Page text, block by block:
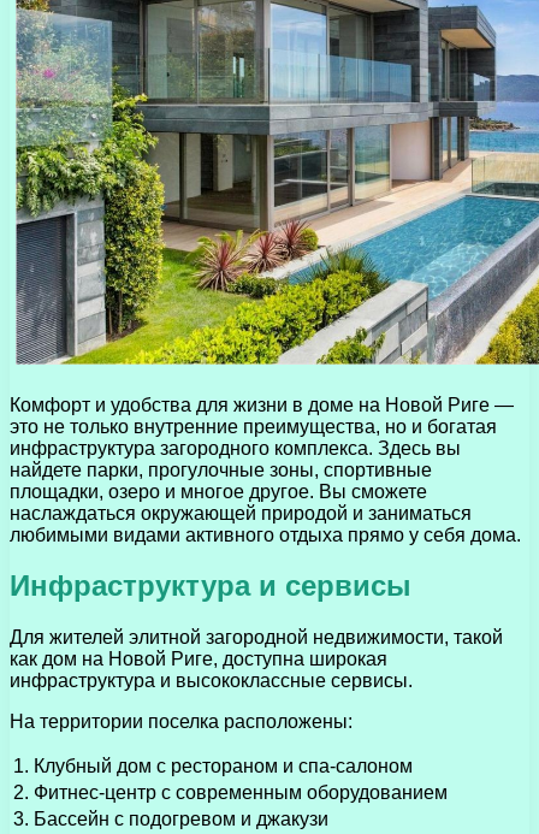
Комфорт и удобства для жизни в доме на Новой Риге —
это не только внутренние преимущества, но и богатая
инфраструктура загородного комплекса. Здесь вы
найдете парки, прогулочные зоны, спортивные
площадки, озеро и многое другое. Вы сможете
наслаждаться окружающей природой и заниматься
любимыми видами активного отдыха прямо у себя дома.
Инфраструктура и сервисы
Для жителей элитной загородной недвижимости, такой
как дом на Новой Риге, доступна широкая
инфраструктура и высококлассные сервисы.
На территории поселка расположены:
1. Клубный дом с рестораном и спа-салоном
2. Фитнес-центр с современным оборудованием
3. Бассейн с подогревом и джакузи